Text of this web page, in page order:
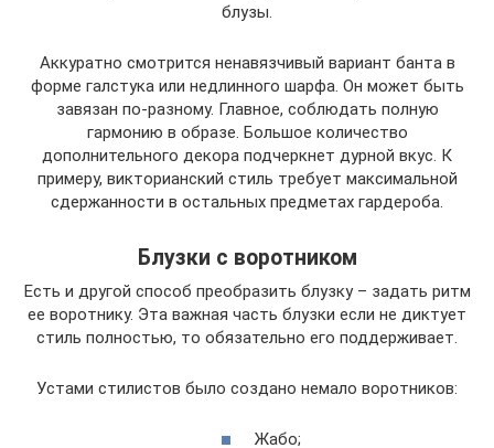
блузы.
Аккуратно смотрится ненавязчивый вариант банта в
форме галстука или недлинного шарфа. Он может быть
завязан по-разному. Главное, соблюдать полную
гармонию в образе. Большое количество
дополнительного декора подчеркнет дурной вкус. К
примеру, викторианский стиль требует максимальной
сдержанности в остальных предметах гардероба.
Блузки с воротником
Есть и другой способ преобразить блузку – задать ритм
ее воротнику. Эта важная часть блузки если не диктует
стиль полностью, то обязательно его поддерживает.
Устами стилистов было создано немало воротников:
Жабо;